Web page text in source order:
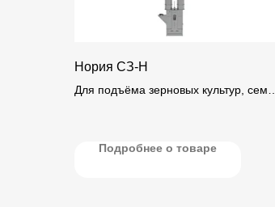
Нория СЗ-Н
Для подъёма зерновых культур, семян
Подробнее о товаре